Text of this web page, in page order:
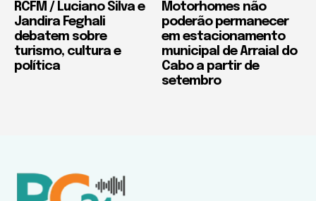
RCFM / Luciano Silva e
Jandira Feghali
debatem sobre
turismo, cultura e
política
Motorhomes não
poderão permanecer
em estacionamento
municipal de Arraial do
Cabo a partir de
setembro